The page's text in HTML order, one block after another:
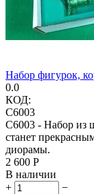
Набор фигурок,
0.0
КОД:
C6003
С6003 - Набор из
станет
диорамы.
2 600 Р
В наличии
+
−